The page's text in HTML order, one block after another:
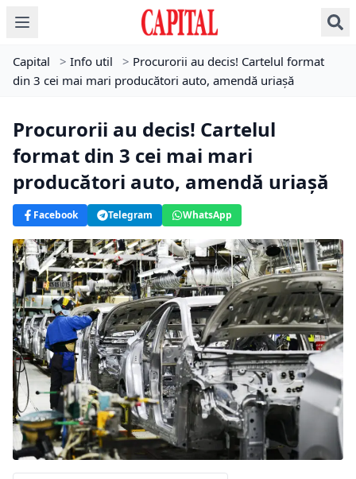
Capital > Info util > Procurorii au decis! Cartelul format
din 3 cei mai mari producători auto, amendă uriașă
Procurorii au decis! Cartelul
format din 3 cei mai mari
producători auto, amendă uriașă
Facebook Telegram WhatsApp